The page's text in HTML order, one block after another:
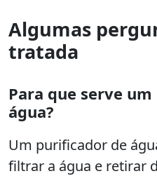
Algumas
tratada
Para que serve
água?
Um purificador de
filtrar a água e retirar